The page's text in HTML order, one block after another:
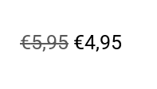
€5,95 €4,95